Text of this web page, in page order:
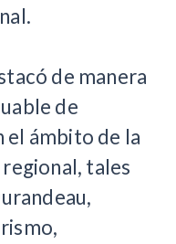
de manera
de
el ámbito de la
tales